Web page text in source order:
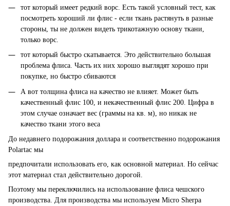
тот который имеет редкий ворс. Есть такой условный тест, как
посмотреть хороший ли флис - если ткань растянуть в разные
стороны, ты не должен видеть трикотажную основу ткани,
только ворс.
тот который быстро скатывается. Это действительно большая
проблема флиса. Часть их них хорошо выглядят хорошо при
покупке, но быстро сбиваются
А вот толщина флиса на качество не влияет. Может быть
качественный флис 100, и некачественный флис 200. Цифра в
этом случае означает вес (граммы на кв. м), но никак не
качество ткани этого веса
До недавнего подорожания доллара и соответственно подорожания
Polartac мы
предпочитали использовать его, как основной материал. Но сейчас
этот материал стал действительно дорогой.
Поэтому мы переключились на использование флиса чешского
производства. Для производства мы используем Micro Sherpa